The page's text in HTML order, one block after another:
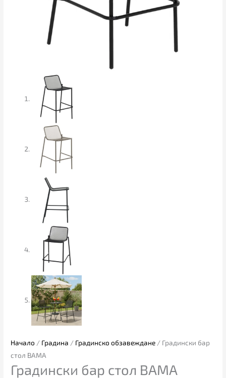
Начало / Градина / Градинско обзавеждане / Градински бар
стол BAMA
Градински бар стол BAMA